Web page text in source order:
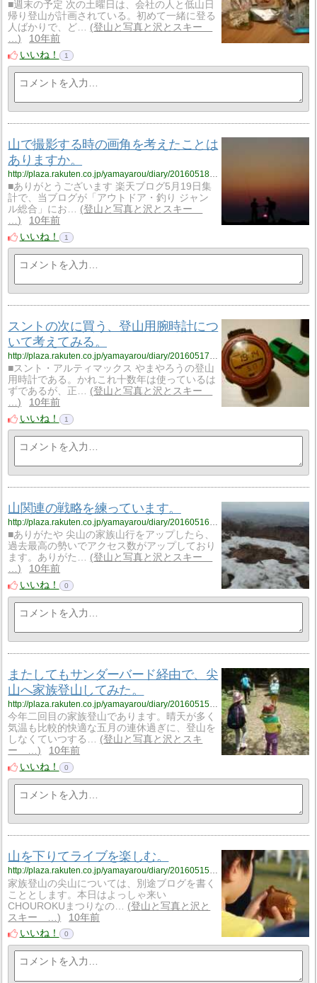
■週末の予定 次の土曜日は、会社の人と低山日
帰り登山が計画されている。初めて一緒に登る
人ばかりで、ど…
登山と写真と沢とスキー
…
10年前
いいね！
1
山で撮影する時の画角を考えたことは
ありますか。
http://plaza.rakuten.co.jp/yamayarou/diary/201605180000/
■ありがとうございます 楽天ブログ5月19日集
計で、当ブログが「アウトドア・釣り ジャン
ル総合」にお…
登山と写真と沢とスキー
…
10年前
いいね！
1
スントの次に買う、登山用腕時計につ
いて考えてみる。
http://plaza.rakuten.co.jp/yamayarou/diary/201605170000/
■スント・アルティマックス やまやろうの登山
用時計である。かれこれ十数年は使っているは
ずであるが、正…
登山と写真と沢とスキー
…
10年前
いいね！
1
山関連の戦略を練っています。
http://plaza.rakuten.co.jp/yamayarou/diary/201605160000/
■ありがたや 尖山の家族山行をアップしたら、
過去最高の勢いでアクセス数がアップしており
ます。ありがた…
登山と写真と沢とスキー
…
10年前
いいね！
0
またしてもサンダーバード経由で、尖
山へ家族登山してみた。
http://plaza.rakuten.co.jp/yamayarou/diary/201605150001/
今年二回目の家族登山であります。晴天が多く
気温も比較的快適な五月の連休過ぎに、登山を
しなくていつする…
登山と写真と沢とスキ
ー …
10年前
いいね！
0
山を下りてライブを楽しむ。
http://plaza.rakuten.co.jp/yamayarou/diary/201605150000/
家族登山の尖山については、別途ブログを書く
こととします。本日はよっしゃ来い
CHOUROKUまつりなの…
登山と写真と沢と
スキー …
10年前
いいね！
0